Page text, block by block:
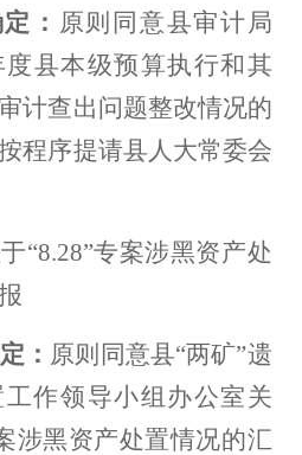
： 原则同意县审计局
度县本级预算执行和其
计查出问题整改情况的
程序提请县人大常委会
“8.28”专案涉黑资产处
： 原则同意县“两矿”遗
作领导小组办公室关
涉黑资产处置情况的汇